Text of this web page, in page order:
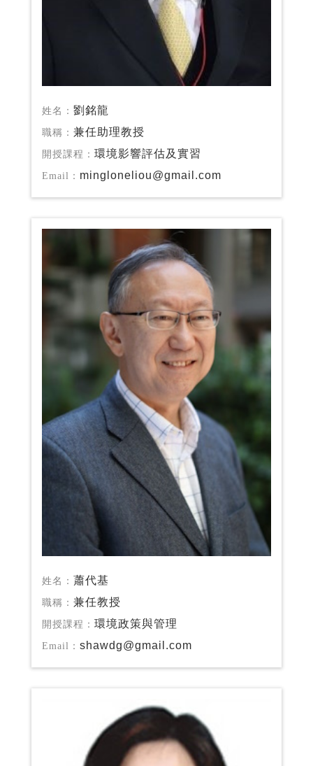
姓名： 劉銘龍
職稱： 兼任助理教授
開授課程： 環境影響評估及實習
Email： mingloneliou@gmail.com
姓名： 蕭代基
職稱： 兼任教授
開授課程： 環境政策與管理
Email： shawdg@gmail.com